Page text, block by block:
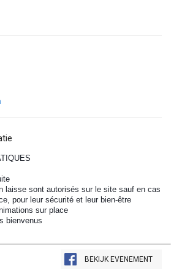
lijst
laisse sont autorisés sur le site sauf en cas
pour leur sécurité et leur bien-être
sur place
bienvenus
BEKIJK EVENEMENT
Finnish Championship